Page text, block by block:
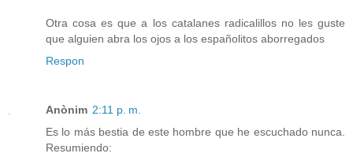
Otra cosa es que a los catalanes radicalillos no les guste
que alguien abra los ojos a los españolitos aborregados
Respon
Anònim 2:11 p. m.
Es lo más bestia de este hombre que he escuchado nunca.
Resumiendo: